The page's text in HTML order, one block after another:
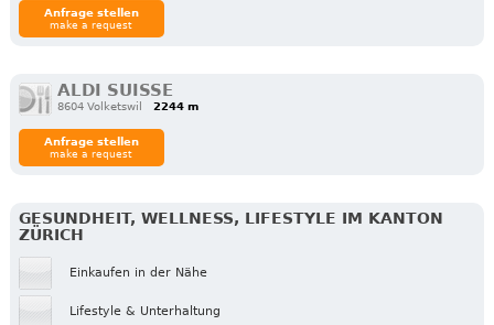
Anfrage stellen
make a request
ALDI SUISSE
8604 Volketswil 2244 m
Anfrage stellen
make a request
GESUNDHEIT, WELLNESS, LIFESTYLE IM KANTON
ZÜRICH
Einkaufen in der Nähe
Lifestyle & Unterhaltung